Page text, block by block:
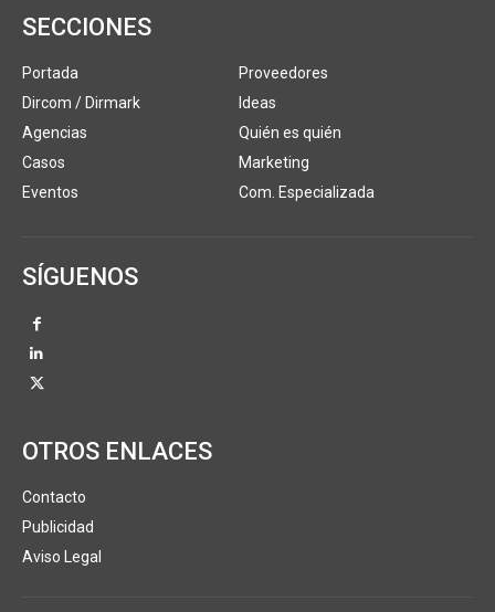
SECCIONES
Portada
Dircom / Dirmark
Agencias
Casos
Eventos
Proveedores
Ideas
Quién es quién
Marketing
Com. Especializada
SÍGUENOS
OTROS ENLACES
Contacto
Publicidad
Aviso Legal